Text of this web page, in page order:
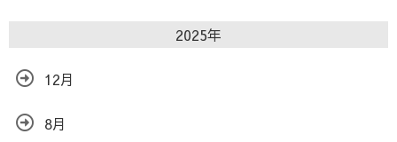
2025年
12月
8月